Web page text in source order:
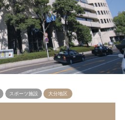
スポーツ施設 大分地区